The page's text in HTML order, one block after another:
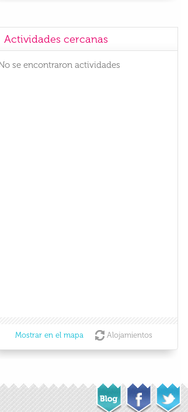
Actividades cercanas
se encontraron actividades
Mostrar en el mapa Alojamientos